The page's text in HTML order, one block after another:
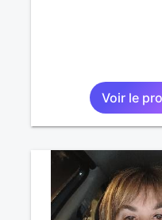
Voir le